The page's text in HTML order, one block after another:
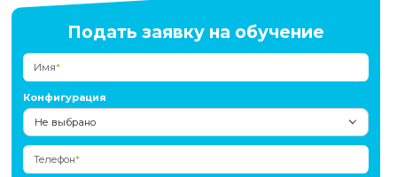
организаций, осуществляющих деятельность в сфере
соответствии скодами ОКВЭД раздела 85: 85.1, 85.2, 85.21,
85.30, 85.4, 85.41, 85.41.1, 85.41.2, 85.41.9, 85.42, 85.42.9.
В рамках субсидированного обучения участник может
бесплатно одну образовательную программу по своему
выбору.
Каждая программа представляет собой
повышения квалификации с практической
успешном прохождении программы выдается
повышении квалификации НГУ